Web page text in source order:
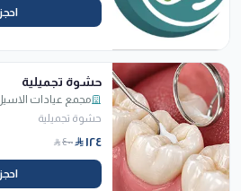
حشوة تجميلية
مجمع عيادات
حشوة تجميلية
١٢٤ ٤٠٠